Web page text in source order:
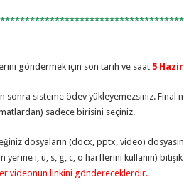
göndermek için son tarih ve saat 5
sonra sisteme ödev yükleyemezsiniz. Final
sadece birisini seçiniz.
dosyaların (docx, pptx, video)
yerine i, u, s, g, c, o harflerini kullanın)
videonun linkini göndereceklerdir.